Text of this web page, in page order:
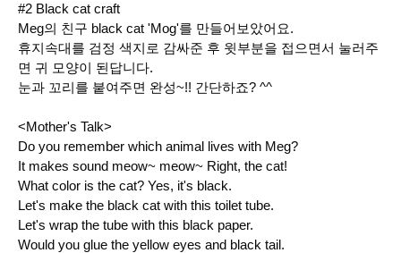
#2 Black cat craft
Meg의 친구 black cat 'Mog'를 만들어보았어요.
휴지속대를 검정 색지로 감싸준 후 윗부분을 접으면서 눌러주
면 귀 모양이 된답니다.
눈과 꼬리를 붙여주면 완성~!! 간단하죠? ^^
<Mother's Talk>
Do you remember which animal lives with Meg?
It makes sound meow~ meow~ Right, the cat!
What color is the cat? Yes, it's black.
Let's make the black cat with this toilet tube.
Let's wrap the tube with this black paper.
Would you glue the yellow eyes and black tail.